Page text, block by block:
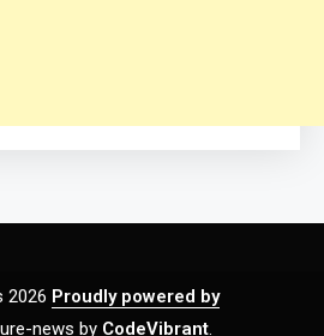
2026 Proudly powered by
news by CodeVibrant